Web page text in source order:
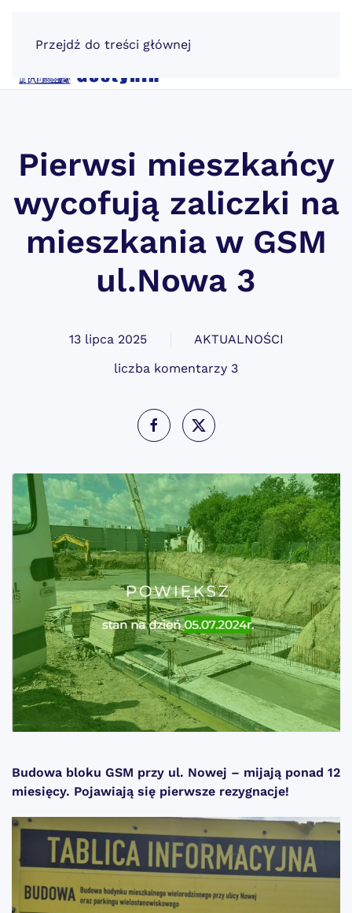
Przejdź do treści głównej
Pierwsi mieszkańcy
wycofują zaliczki na
mieszkania w GSM
ul.Nowa 3
13 lipca 2025
AKTUALNOŚCI
liczba komentarzy 3
Budowa bloku GSM przy ul. Nowej – mijają ponad 12
miesięcy. Pojawiają się pierwsze rezygnacje!